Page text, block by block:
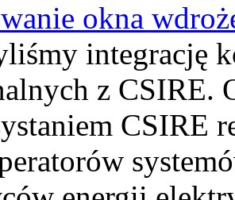
okna
integrację
z CSIRE.
CSIRE